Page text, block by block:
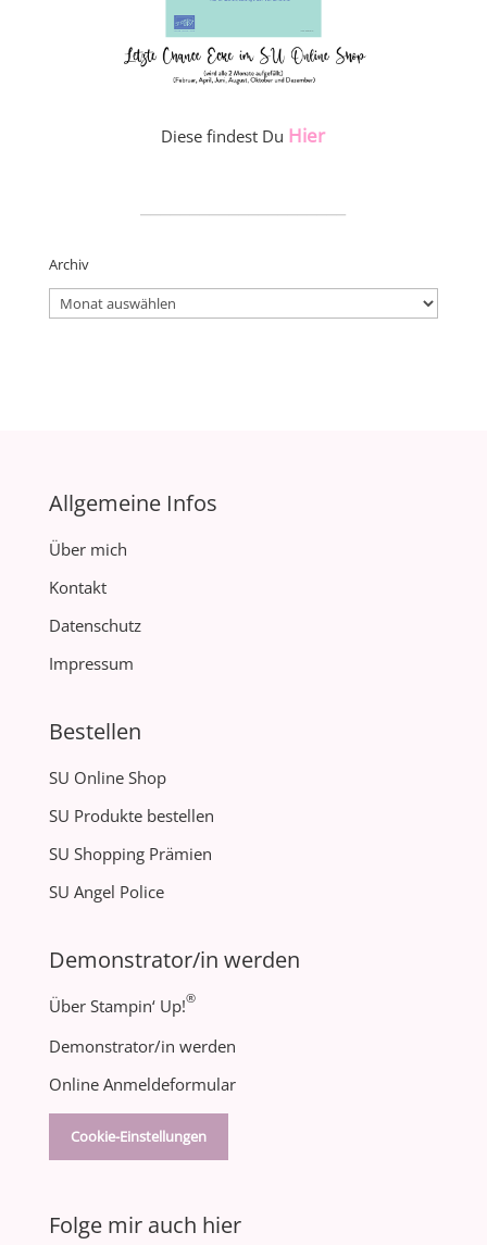
Diese findest Du Hier
Archiv
Archiv
Allgemeine Infos
Über mich
Kontakt
Datenschutz
Impressum
Bestellen
SU Online Shop
SU Produkte bestellen
SU Shopping Prämien
SU Angel Police
Demonstrator/in werden
Über Stampin‘ Up!®
Demonstrator/in werden
Online Anmeldeformular
Cookie-Einstellungen
Folge mir auch hier